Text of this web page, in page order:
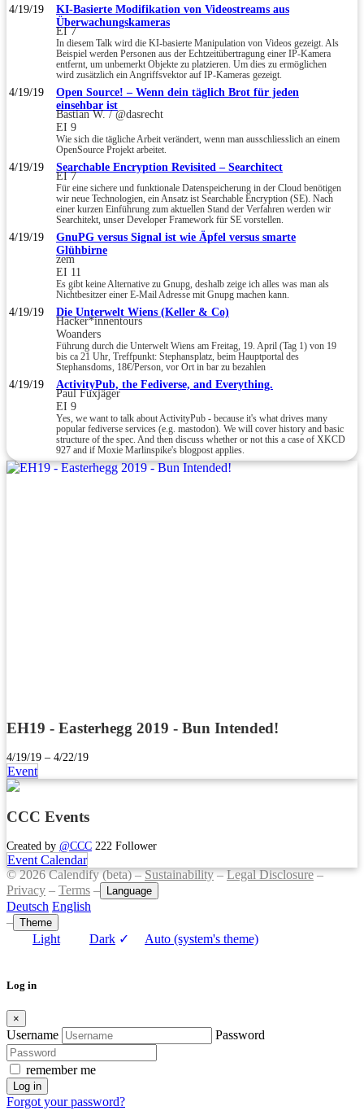
4/19/19
KI-Basierte Modifikation von Videostreams aus
Überwachungskameras
EI 7
In diesem Talk wird die KI-basierte Manipulation von Videos gezeigt. Als
Beispiel werden Personen aus der Echtzeitübertragung einer IP-Kamera
entfernt, um unbemerkt Objekte zu platzieren. Um dies zu ermöglichen
wird zusätzlich ein Angriffsvektor auf IP-Kameras gezeigt.
4/19/19
Open Source! – Wenn dein täglich Brot für jeden
einsehbar ist
Bastian W. / @dasrecht
EI 9
Wie sich die tägliche Arbeit verändert, wenn man ausschliesslich an einem
OpenSource Projekt arbeitet.
4/19/19 Searchable Encryption Revisited – Searchitect
EI 7
Für eine sichere und funktionale Datenspeicherung in der Cloud benötigen
wir neue Technologien, ein Ansatz ist Searchable Encryption (SE). Nach
einer kurzen Einführung zum aktuellen Stand der Verfahren werden wir
Searchitekt, unser Developer Framework für SE vorstellen.
4/19/19
GnuPG versus Signal ist wie Äpfel versus smarte
Glühbirne
zem
EI 11
Es gibt keine Alternative zu Gnupg, deshalb zeige ich alles was man als
Nichtbesitzer einer E-Mail Adresse mit Gnupg machen kann.
4/19/19 Die Unterwelt Wiens (Keller & Co)
Hacker*innentours
Woanders
Führung durch die Unterwelt Wiens am Freitag, 19. April (Tag 1) von 19
bis ca 21 Uhr, Treffpunkt: Stephansplatz, beim Hauptportal des
Stephansdoms, 18€/Person, vor Ort in bar zu bezahlen
4/19/19 ActivityPub, the Fediverse, and Everything.
Paul Fuxjäger
EI 9
Yes, we want to talk about ActivityPub - because it's what drives many
popular fediverse services (e.g. mastodon). We will cover history and basic
structure of the spec. And then discuss whether or not this a case of XKCD
927 and if Moxie Marlinspike's blogpost applies.
EH19 - Easterhegg 2019 - Bun Intended!
4/19/19 – 4/22/19
Event
CCC Events
Created by @CCC 222 Follower
Event Calendar
© 2026 Calendify (beta) –Sustainability–Legal Disclosure–
Privacy – Terms – Language
Deutsch English
– Theme
Light Dark ✓ Auto (system's theme)
Log in
×
Username Password
remember me
Log in
Forgot your password?